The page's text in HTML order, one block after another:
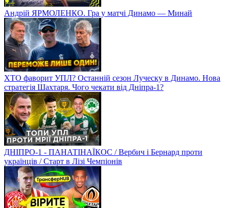
Андрій ЯРМОЛЕНКО. Гра у матчі Динамо — Минай
ХТО фаворит УПЛ? Останній сезон Луческу в Динамо. Нова
стратегія Шахтаря. Чого чекати від Дніпра-1?
ДНІПРО-1 - ПАНАТІНАЇКОС / Вербич і Бернард проти
українців / Старт в Лізі Чемпіонів